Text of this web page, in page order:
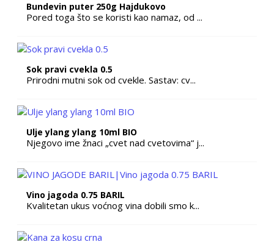
Bundevin puter 250g Hajdukovo
Pored toga što se koristi kao namaz, od ...
Sok pravi cvekla 0.5
Prirodni mutni sok od cvekle. Sastav: cv...
Ulje ylang ylang 10ml BIO
Njegovo ime žnaci „cvet nad cvetovima“ j...
Vino jagoda 0.75 BARIL
Kvalitetan ukus voćnog vina dobili smo k...